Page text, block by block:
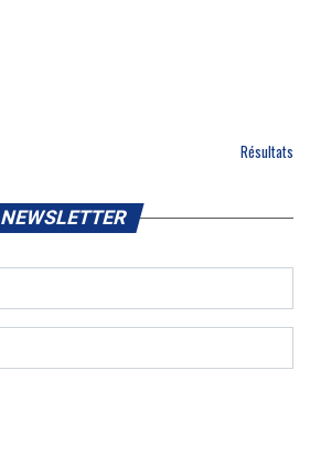
Résultats
NEWSLETTER